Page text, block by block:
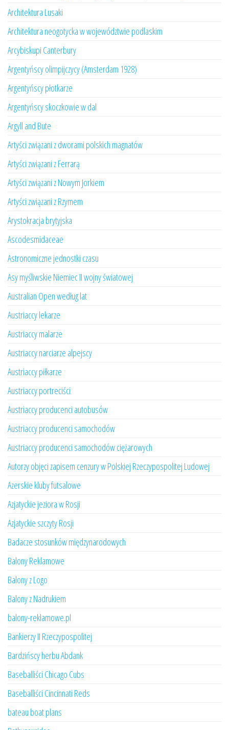
Architektura Lusaki
Architektura neogotycka w województwie podlaskim
Arcybiskupi Canterbury
Argentyńscy olimpijczycy (Amsterdam 1928)
Argentyńscy płotkarze
Argentyńscy skoczkowie w dal
Argyll and Bute
Artyści związani z dworami polskich magnatów
Artyści związani z Ferrarą
Artyści związani z Nowym Jorkiem
Artyści związani z Rzymem
Arystokracja brytyjska
Ascodesmidaceae
Astronomiczne jednostki czasu
Asy myśliwskie Niemiec II wojny światowej
Australian Open według lat
Austriaccy lekarze
Austriaccy malarze
Austriaccy narciarze alpejscy
Austriaccy piłkarze
Austriaccy portreciści
Austriaccy producenci autobusów
Austriaccy producenci samochodów
Austriaccy producenci samochodów ciężarowych
Autorzy objęci zapisem cenzury w Polskiej Rzeczypospolitej Ludowej
Azerskie kluby futsalowe
Azjatyckie jeziora w Rosji
Azjatyckie szczyty Rosji
Badacze stosunków międzynarodowych
Balony Reklamowe
Balony z Logo
Balony z Nadrukiem
balony-reklamowe.pl
Bankierzy II Rzeczypospolitej
Bardzińscy herbu Abdank
Baseballiści Chicago Cubs
Baseballiści Cincinnati Reds
bateau boat plans